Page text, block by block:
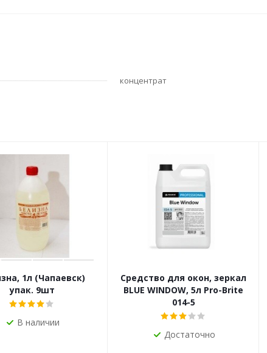
концентрат
1л (Чапаевск)
упак. 9шт
В наличии
Средство для окон, зеркал
BLUE WINDOW, 5л Pro-Brite
014-5
Достаточно